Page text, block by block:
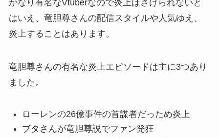
かなり有名なVtuberなので炎上はさけられないと
はいえ、竜胆尊さんの配信スタイルや人気ゆえ、
炎上することはあります。
竜胆尊さんの有名な炎上エピソードは主に3つあり
ました。
ローレンの26億事件の首謀者だっため炎上
ブタさんが竜胆尊説でファン発狂